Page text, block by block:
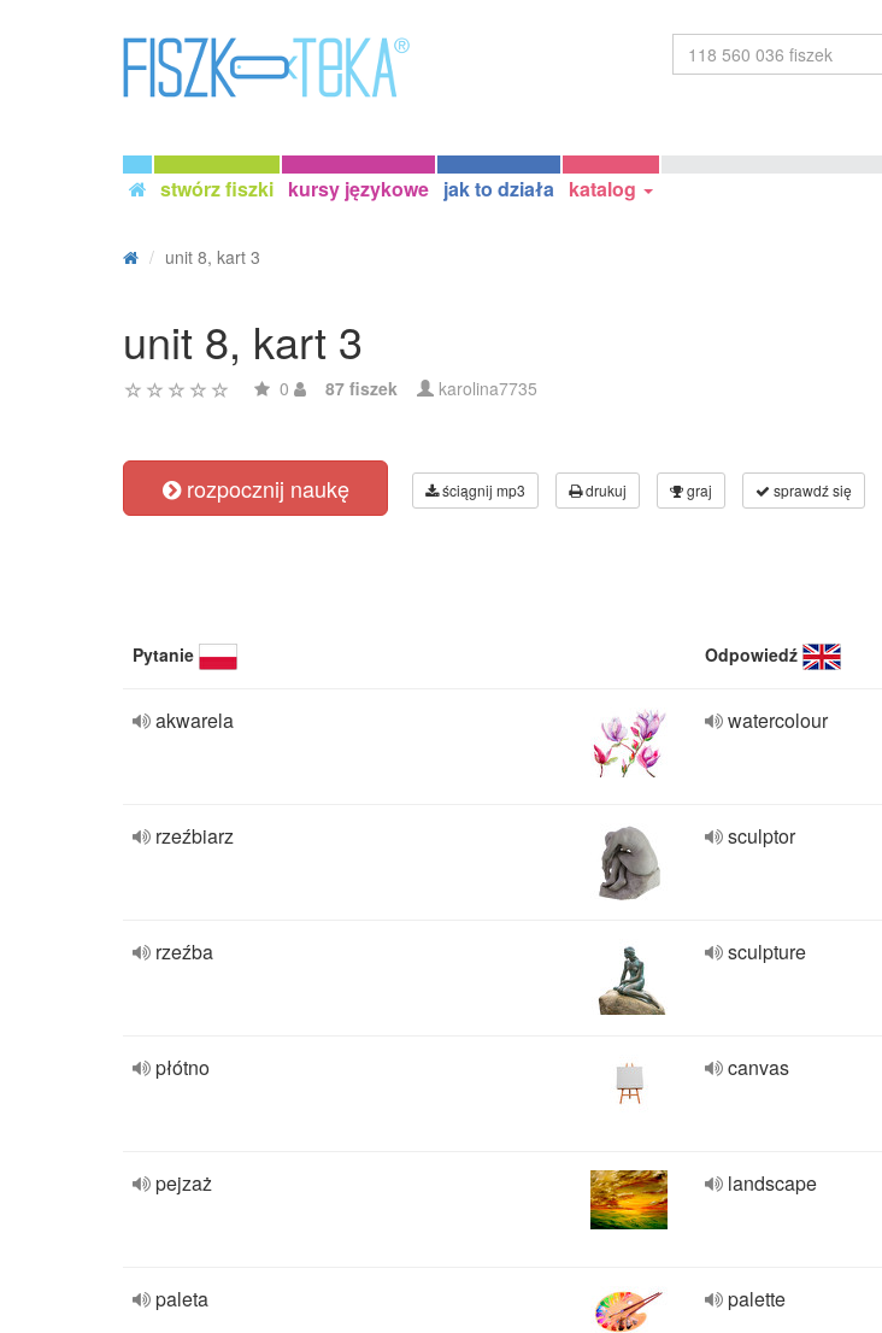
stwórz fiszki kursy językowe jak to działa katalog
unit 8, kart 3
unit 8, kart 3
0 87 fiszek karolina7735
rozpocznij naukę ściągnij mp3 drukuj graj sprawdź się
Pytanie Odpowiedź
akwarela watercolour
rzeźbiarz sculptor
rzeźba sculpture
płótno canvas
pejzaż landscape
paleta palette